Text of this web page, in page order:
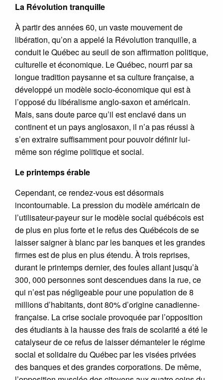
La Révolution tranquille
À partir des années 60, un vaste mouvement de
libération, qu’on a appelé la Révolution tranquille, a
conduit le Québec au seuil de son affirmation politique,
culturelle et économique. Le Québec, nourri par sa
longue tradition paysanne et sa culture française, a
développé un modèle socio-économique qui est à
l’opposé du libéralisme anglo-saxon et américain.
Mais, sans doute parce qu’il est enclavé dans un
continent et un pays anglosaxon, il n’a pas réussi à
s’en extraire suffisamment pour pouvoir définir lui-
même son régime politique et social.
Le printemps érable
Cependant, ce rendez-vous est désormais
incontournable. La pression du modèle américain de
l’utilisateur-payeur sur le modèle social québécois est
de plus en plus forte et le refus des Québécois de se
laisser saigner à blanc par les banques et les grandes
firmes est de plus en plus étendu. À trois reprises,
durant le printemps dernier, des foules allant jusqu’à
300, 000 personnes sont descendues dans la rue, ce
qui n’est pas négligeable pour une population de 8
millions d’habitants, dont 80% d’origine canadienne-
française. La crise sociale provoquée par l’opposition
des étudiants à la hausse des frais de scolarité a été le
catalyseur de ce refus de laisser démanteler le régime
social et solidaire du Québec par les visées privées
des banques et des grandes corporations. De même,